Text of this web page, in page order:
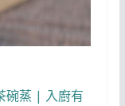
碗蒸 | 入廚有